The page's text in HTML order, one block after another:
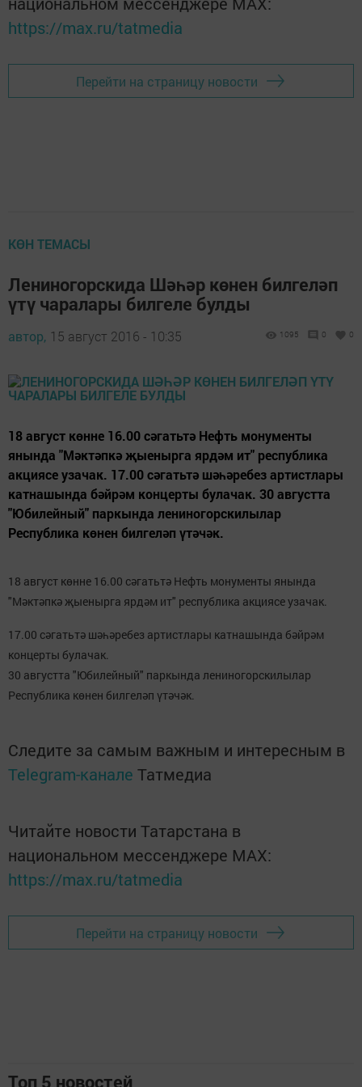
https://max.ru/tatmedia
Перейти на страницу новости
КӨН ТЕМАСЫ
Лениногорскида Шәһәр көнен билгеләп
үтү чаралары билгеле булды
автор, 15 август 2016 - 10:35 1095 0 0
18 август көнне 16.00 сәгатьтә Нефть монументы
янында "Мәктәпкә җыенырга ярдәм ит" республика
акциясе узачак. 17.00 сәгатьтә шәһәребез артистлары
катнашында бәйрәм концерты булачак. 30 августта
"Юбилейный" паркында лениногорскилылар
Республика көнен билгеләп үтәчәк.
18 август көнне 16.00 сәгатьтә Нефть монументы янында
"Мәктәпкә җыенырга ярдәм ит" республика акциясе узачак.
17.00 сәгатьтә шәһәребез артистлары катнашында бәйрәм
концерты булачак.
30 августта "Юбилейный" паркында лениногорскилылар
Республика көнен билгеләп үтәчәк.
Следите за самым важным и интересным в
Telegram-канале Татмедиа
Читайте новости Татарстана в
национальном мессенджере MАХ:
https://max.ru/tatmedia
Перейти на страницу новости
Топ 5 новостей